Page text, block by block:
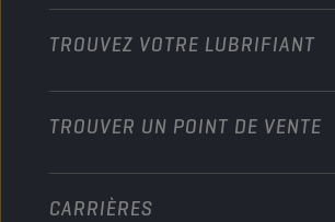
Moto et Véhicules tout-terrain
Industrie
Marine
Motos
Poids lourds
TROUVEZ VOTRE LUBRIFIANT
TROUVER UN POINT DE VENTE
CARRIÈRES